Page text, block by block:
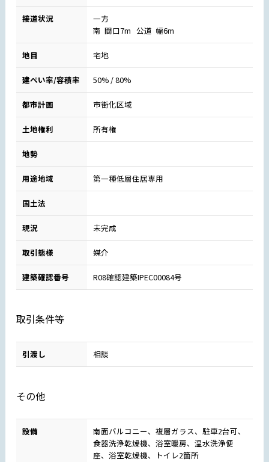
接道状況
一方
南 間口7m 公道 幅6m
地目 宅地
建ぺい率/容積率 50% / 80%
都市計画 市街化区域
土地権利 所有権
地勢
用途地域 第一種低層住居専用
国土法
現況 未完成
取引態様 媒介
建築確認番号 R08確認建築IPEC00084号
取引条件等
引渡し 相談
その他
設備
南面バルコニー、複層ガラス、駐車2台可、
食器洗浄乾燥機、浴室暖房、温水洗浄便
座、浴室乾燥機、トイレ2箇所